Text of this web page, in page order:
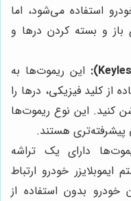
استفاده می‌شود، اما
باز و بسته کردن درها و
این ریموت‌ها به
از کلید فیزیکی، درها را
کنید. این نوع ریموت‌ها
پیشرفته‌تری هستند.
دارای یک تراشه
خودرو ارتباط
بدون استفاده از